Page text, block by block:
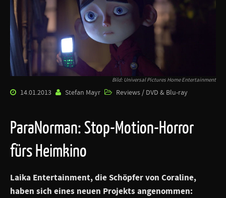
Bild: Universal Pictures Home Entertainment
14.01.2013 Stefan Mayr Reviews / DVD & Blu-ray
ParaNorman: Stop-Motion-Horror
fürs Heimkino
Laika Entertainment, die Schöpfer von Coraline,
haben sich eines neuen Projekts angenommen: